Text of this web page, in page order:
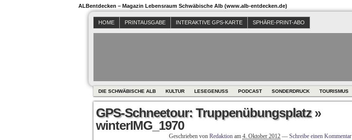
ALBentdecken – Magazin Lebensraum Schwäbische Alb (www.alb-entdecken.de)
HOME PRINTAUSGABE INTERAKTIVE GPS-KARTE SPHÄRE-PRINT-ABO
DIE SCHWÄBISCHE ALB KULTUR LESEGENUSS PODCAST SONDERDRUCK TOURISMUS
GPS-Schneetour: Truppenübungsplatz»
winterIMG_1970
Geschrieben von Redaktion am 4. Oktober 2012 — Schreibe einen Kommentar